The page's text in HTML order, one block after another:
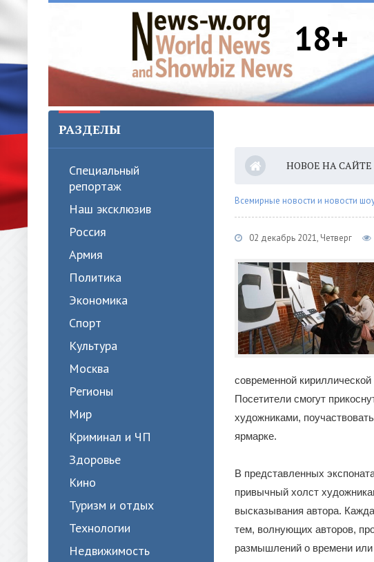
18+
РАЗДЕЛЫ
Специальный
репортаж
Наш эксклюзив
Россия
Армия
Политика
Экономика
Спорт
Культура
Москва
Регионы
Мир
Криминал и ЧП
Здоровье
Кино
Туризм и отдых
Технологии
Недвижимость
НОВОЕ НА САЙТЕ
Всемирные новости и новости
02 декабрь 2021, Четверг
современной
Посетители смогут
художниками,
ярмарке.
В представленных
привычный холст
высказывания автора.
тем, волнующих авторов,
размышлений о времени или